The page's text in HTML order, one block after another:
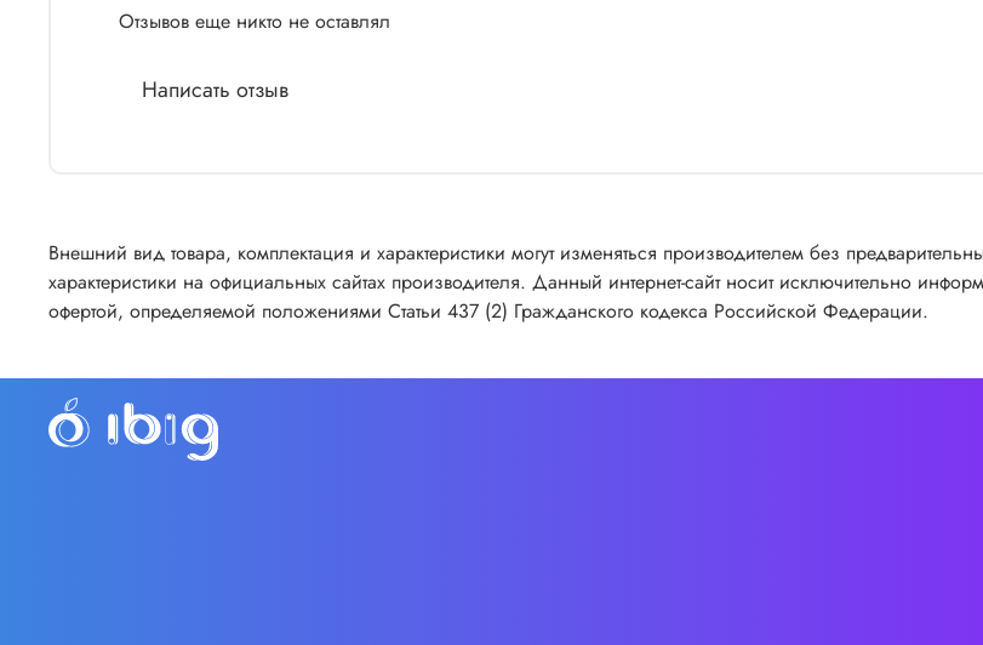
Отзывов еще никто не оставлял
Написать отзыв
Внешний вид товара, комплектация и характеристики могут изменяться производителем без
характеристики на официальных сайтах производителя. Данный интернет-сайт носит исключительно
офертой, определяемой положениями Статьи 437 (2) Гражданского кодекса Российской Федерации.